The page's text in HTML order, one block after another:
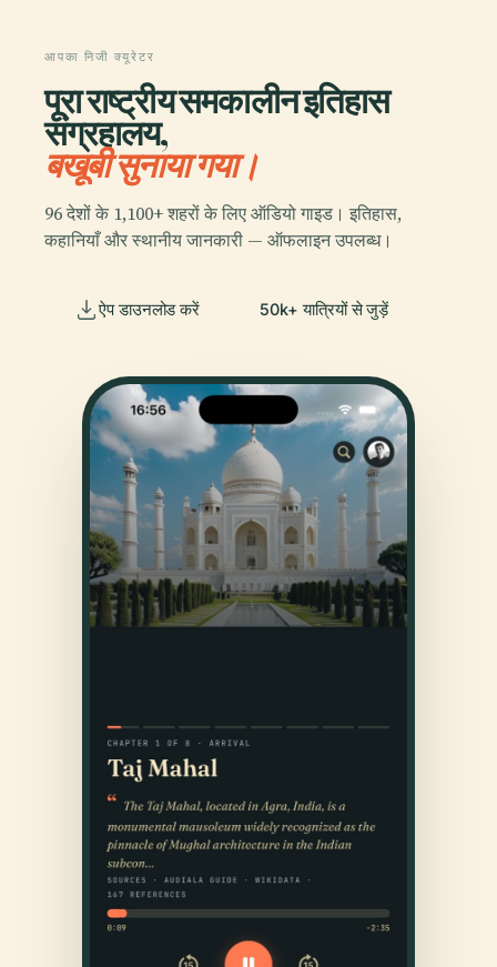
आपका निजी क्यूरेटर
पूरा राष्ट्रीय समकालीन इतिहास
संग्रहालय,
बखूबी सुनाया गया।
96 देशों के 1,100+ शहरों के लिए ऑडियो गाइड। इतिहास,
कहानियाँ और स्थानीय जानकारी — ऑफलाइन उपलब्ध।
ऐप डाउनलोड करें 50k+ यात्रियों से जुड़ें